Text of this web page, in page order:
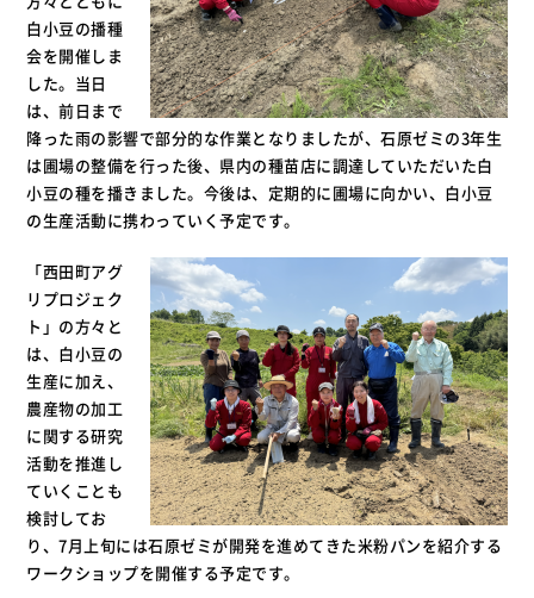
白小豆の播種
会を開催しま
した。当日
は、前日まで
降った雨の影響で部分的な作業となりましたが、石原ゼミの3年生
は圃場の整備を行った後、県内の種苗店に調達していただいた白
小豆の種を播きました。今後は、定期的に圃場に向かい、白小豆
の生産活動に携わっていく予定です。
「西田町アグ
リプロジェク
ト」の方々と
は、白小豆の
生産に加え、
農産物の加工
に関する研究
活動を推進し
ていくことも
検討してお
り、7月上旬には石原ゼミが開発を進めてきた米粉パンを紹介する
ワークショップを開催する予定です。